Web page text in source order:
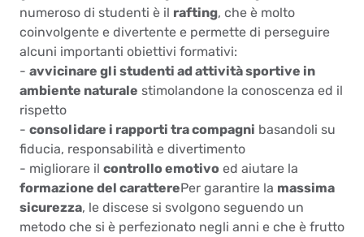
numeroso di studenti è il rafting, che è molto
coinvolgente e divertente e permette di perseguire
alcuni importanti obiettivi formativi:
- avvicinare gli studenti ad attività sportive in
ambiente naturale stimolandone la conoscenza ed il
rispetto
- consolidare i rapporti tra compagni basandoli su
fiducia, responsabilità e divertimento
- migliorare il controllo emotivo ed aiutare la
formazione del caratterePer garantire la massima
sicurezza, le discese si svolgono seguendo un
metodo che si è perfezionato negli anni e che è frutto